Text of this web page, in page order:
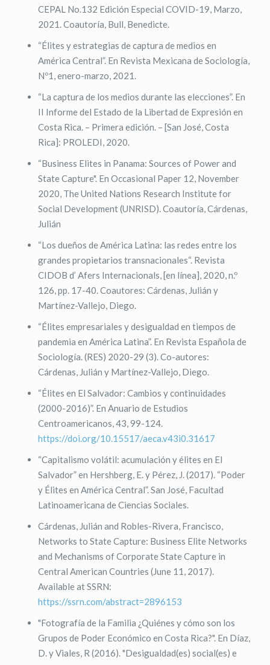
CEPAL No.132 Edición Especial COVID-19, Marzo,
2021. Coautoría, Bull, Benedicte.
“Élites y estrategias de captura de medios en
América Central”. En Revista Mexicana de Sociología,
Nº1, enero-marzo, 2021.
“La captura de los medios durante las elecciones”. En
II Informe del Estado de la Libertad de Expresión en
Costa Rica. – Primera edición. – [San José, Costa
Rica]: PROLEDI, 2020.
“Business Elites in Panama: Sources of Power and
State Capture". En Occasional Paper 12, November
2020, The United Nations Research Institute for
Social Development (UNRISD). Coautoría, Cárdenas,
Julián
“Los dueños de América Latina: las redes entre los
grandes propietarios transnacionales“. Revista
CIDOB d’ Afers Internacionals, [en línea], 2020, n.º
126, pp. 17-40. Coautores: Cárdenas, Julián y
Martínez-Vallejo, Diego.
“Élites empresariales y desigualdad en tiempos de
pandemia en América Latina”. En Revista Española de
Sociología. (RES) 2020-29 (3). Co-autores:
Cárdenas, Julián y Martínez-Vallejo, Diego.
“Élites en El Salvador: Cambios y continuidades
(2000-2016)”. En Anuario de Estudios
Centroamericanos, 43, 99-124.
https://doi.org/10.15517/aeca.v43i0.31617
“Capitalismo volátil: acumulación y élites en El
Salvador” en Hershberg, E. y Pérez, J. (2017). “Poder
y Élites en América Central”. San José, Facultad
Latinoamericana de Ciencias Sociales.
Cárdenas, Julián and Robles-Rivera, Francisco,
Networks to State Capture: Business Elite Networks
and Mechanisms of Corporate State Capture in
Central American Countries (June 11, 2017).
Available at SSRN:
https://ssrn.com/abstract=2896153
"Fotografía de la Familia ¿Quiénes y cómo son los
Grupos de Poder Económico en Costa Rica?". En Díaz,
D. y Viales, R (2016). "Desigualdad(es) social(es) e